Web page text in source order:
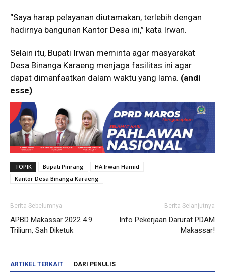
“Saya harap pelayanan diutamakan, terlebih dengan
hadirnya bangunan Kantor Desa ini,” kata Irwan.
Selain itu, Bupati Irwan meminta agar masyarakat
Desa Binanga Karaeng menjaga fasilitas ini agar
dapat dimanfaatkan dalam waktu yang lama. (andi
esse)
TOPIK Bupati Pinrang
HA Irwan Hamid
Kantor Desa Binanga Karaeng
Berita Sebelumnya
APBD Makassar 2022 4.9
Trilium, Sah Diketuk
Berita Selanjutnya
Info Pekerjaan Darurat PDAM
Makassar!
ARTIKEL TERKAIT DARI PENULIS